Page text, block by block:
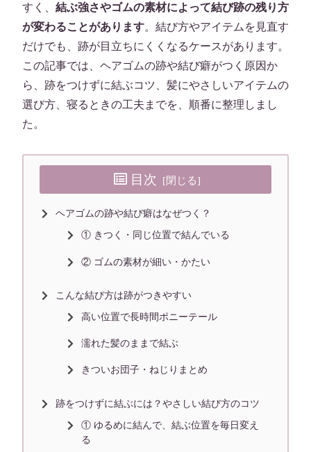
すく、 結ぶ強さやゴムの素材によって結び跡の残り方
が変わることがあります。結び方やアイテムを見直す
だけでも、跡が目立ちにくくなるケースがあります。
この記事では、ヘアゴムの跡や結び癖がつく原因か
ら、跡をつけずに結ぶコツ、髪にやさしいアイテムの
選び方、寝るときの工夫までを、順番に整理しまし
た。
目次
ヘアゴムの跡や結び癖はなぜつく？
① きつく・同じ位置で結んでいる
② ゴムの素材が細い・かたい
こんな結び方は跡がつきやすい
高い位置で長時間ポニーテール
濡れた髪のままで結ぶ
きついお団子・ねじりまとめ
跡をつけずに結ぶには？やさしい結び方のコツ
① ゆるめに結んで、結ぶ位置を毎日変え
る